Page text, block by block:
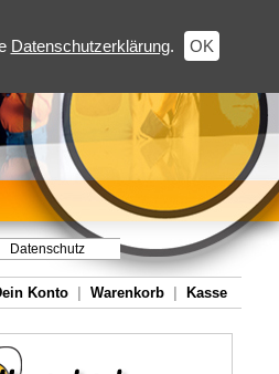
Datenschutzerklärung. OK
Datenschutz
Konto Warenkorb Kasse